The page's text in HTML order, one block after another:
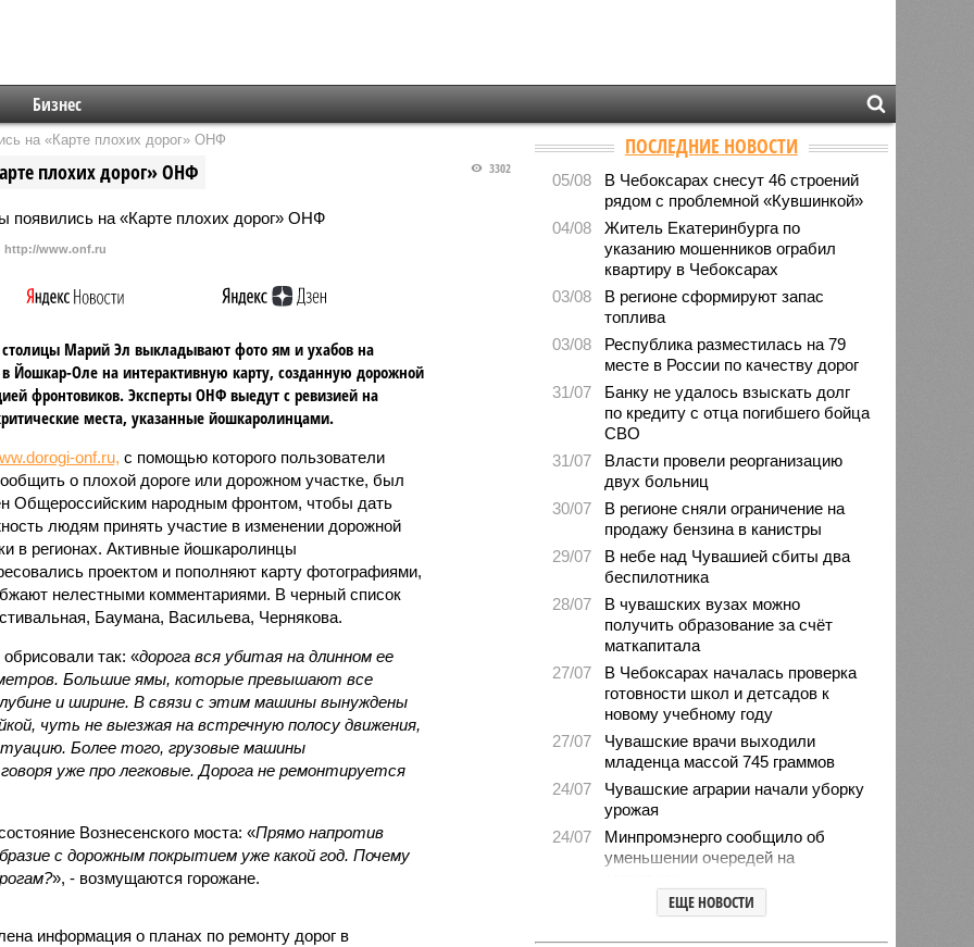
Бизнес
на «Карте плохих дорог» ОНФ
плохих дорог» ОНФ 3302
http://www.onf.ru
Марий Эл выкладывают фото ям и ухабов на
в Йошкар-Оле на интерактивную карту, созданную дорожной
фронтовиков. Эксперты ОНФ выедут с ревизией на
места, указанные йошкаролинцами.
onf.ru, с помощью которого пользователи
о плохой дороге или дорожном участке, был
Общероссийским народным фронтом, чтобы дать
людям принять участие в изменении дорожной
в регионах. Активные йошкаролинцы
проектом и пополняют карту фотографиями,
нелестными комментариями. В черный список
Баумана, Васильева, Чернякова.
так: «дорога вся убитая на длинном ее
Большие ямы, которые превышают все
и ширине. В связи с этим машины вынуждены
чуть не выезжая на встречную полосу движения,
Более того, грузовые машины
уже про легковые. Дорога не ремонтируется
Вознесенского моста: «Прямо напротив
с дорожным покрытием уже какой год. Почему
», - возмущаются горожане.
информация о планах по ремонту дорог в
ПОСЛЕДНИЕ НОВОСТИ
05/08
В Чебоксарах снесут 46 строений
рядом с проблемной «Кувшинкой»
04/08
Житель Екатеринбурга по
указанию мошенников ограбил
квартиру в Чебоксарах
03/08
В регионе сформируют запас
топлива
03/08
Республика разместилась на 79
месте в России по качеству дорог
31/07
Банку не удалось взыскать долг
по кредиту с отца погибшего бойца
СВО
31/07
Власти провели реорганизацию
двух больниц
30/07
В регионе сняли ограничение на
продажу бензина в канистры
29/07
В небе над Чувашией сбиты два
беспилотника
28/07
В чувашских вузах можно
получить образование за счёт
маткапитала
27/07
В Чебоксарах началась проверка
готовности школ и детсадов к
новому учебному году
27/07
Чувашские врачи выходили
младенца массой 745 граммов
24/07
Чувашские аграрии начали уборку
урожая
24/07
Минпромэнерго сообщило об
уменьшении очередей на
В Чувашии за 6 месяцев изъято
ЕЩЕ НОВОСТИ